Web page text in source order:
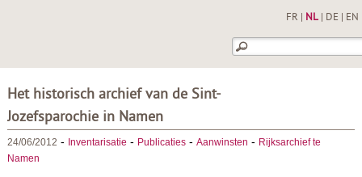
FR NL| DE EN
Het historisch archief van de Sint-
Jozefsparochie in Namen
24/06/2012 - Inventarisatie - Publicaties- Aanwinsten - Rijksarchief te
Namen